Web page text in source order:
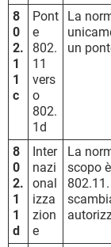
8
0
2.
1
1
c
Pont
e
802.
11
vers
o
802.
1d
La
un
8
0
2.
1
1
d
Inter
nazi
onal
izza
zion
e
La
scopo